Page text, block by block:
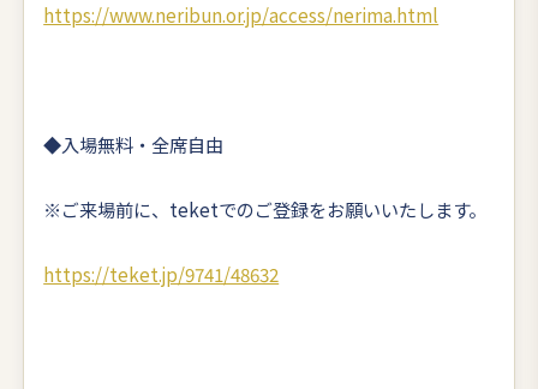
https://www.neribun.or.jp/access/nerima.html
◆入場無料・全席自由
※ご来場前に、teketでのご登録をお願いいたします。
https://teket.jp/9741/48632